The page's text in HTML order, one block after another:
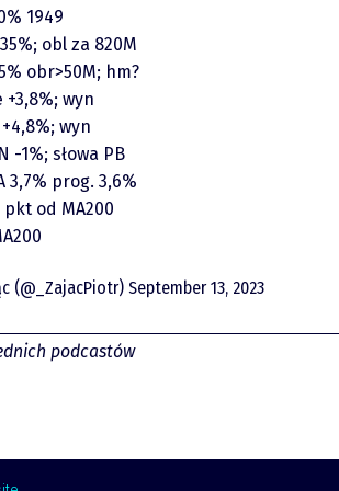
1949
obl za 820M
obr>50M; hm?
+3,8%; wyn
+4,8%; wyn
-1%; słowa PB
3,7% prog. 3,6%
pkt od MA200
(@_ZajacPiotr) September 13, 2023
podcastów